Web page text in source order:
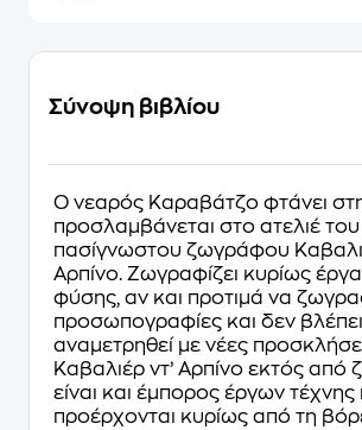
Σύνοψη βιβλίου
Ο νεαρός Καραβάτζο φτάνει
προσλαμβάνεται στο ατελιέ του
πασίγνωστου ζωγράφου
Αρπίνο. Ζωγραφίζει κυρίως
φύσης, αν και προτιμά να
προσωπογραφίες και δεν
αναμετρηθεί με νέες
Καβαλιέρ ντ’ Αρπίνο εκτός
είναι και έμπορος έργων τέχνης
προέρχονται κυρίως από τη